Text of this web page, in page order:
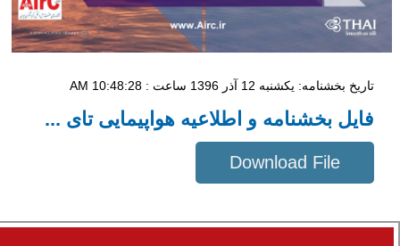
تاریخ بخشنامه: یکشنبه 12 آذر 1396 ساعت : 10:48:28 AM
فایل بخشنامه و اطلاعیه هواپیمایی تای ...
Download File